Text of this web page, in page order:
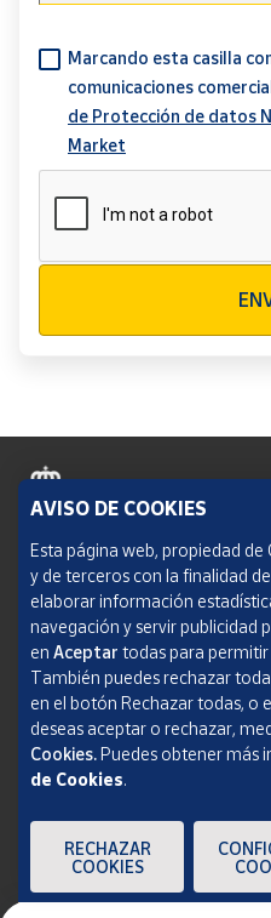
Marcando esta casilla
comunicaciones
de Protección de datos
Market
Política de cookies
Aviso legal
Condiciones del servicio
Política de Privacidad Web
Informe de transparencia
SOCIEDAD ESTATAL CORREOS Y
AVISO DE COOKIES
Esta página web, propiedad
y de terceros con la finalidad
elaborar información
navegación y servir publicidad
en Aceptar todas para permitir
También puedes rechazar
en el botón Rechazar todas, o
deseas aceptar o rechazar,
Cookies.Puedes obtener más
de Cookies.
RECHAZAR
COOKIES